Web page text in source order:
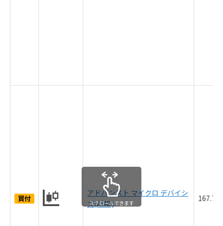
買付
アドバンスト マイクロ デバイシ
ズ(AMD)
167.76
スクロールできます